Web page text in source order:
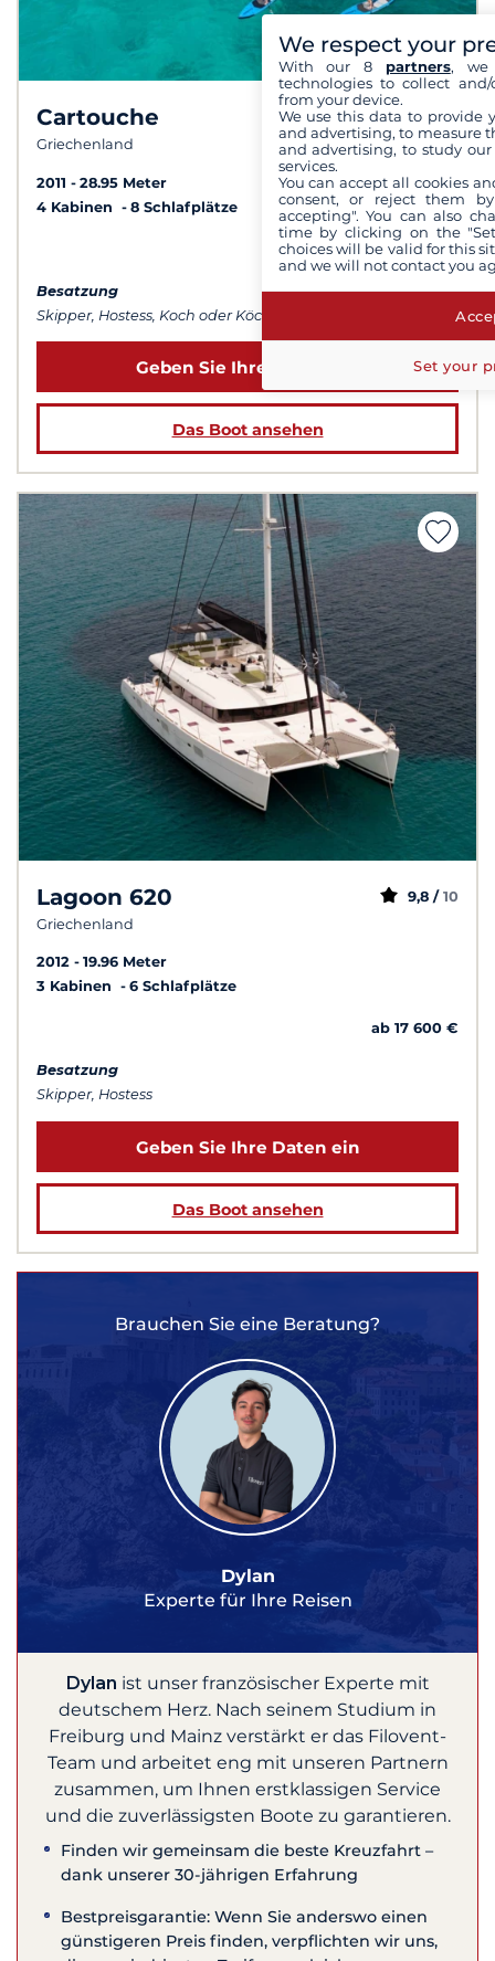
Cartouche
Griechenland
9,5 /10
2011
28.95 Meter
4 Kabinen
8 Schlafplätze
ab 61 255 €
Besatzung
Skipper, Hostess, Koch oder Köchin...
Geben Sie Ihre Daten ein
Das Boot ansehen
Lagoon 620
Griechenland
9,8 / 10
2012
19.96 Meter
3 Kabinen
6 Schlafplätze
ab 17 600 €
Besatzung
Skipper, Hostess
Geben Sie Ihre Daten ein
Das Boot ansehen
Brauchen Sie eine Beratung?
Dylan
Experte für Ihre Reisen
Dylan ist unser französischer Experte mit
deutschem Herz. Nach seinem Studium in
Freiburg und Mainz verstärkt er das Filovent-
Team und arbeitet eng mit unseren Partnern
zusammen, um Ihnen erstklassigen Service
und die zuverlässigsten Boote zu garantieren.
Finden wir gemeinsam die beste Kreuzfahrt –
dank unserer 30-jährigen Erfahrung
Bestpreisgarantie: Wenn Sie anderswo einen
günstigeren Preis finden, verpflichten wir uns,
We respect your
With our 8 partners, we
technologies to collect
from your device.
We use this data to provide
and advertising, to measure
and advertising, to study
services.
You can accept all cookies
consent, or reject them
accepting". You can also
time by clicking on the
choices will be valid for this
and we will not contact you
Set your